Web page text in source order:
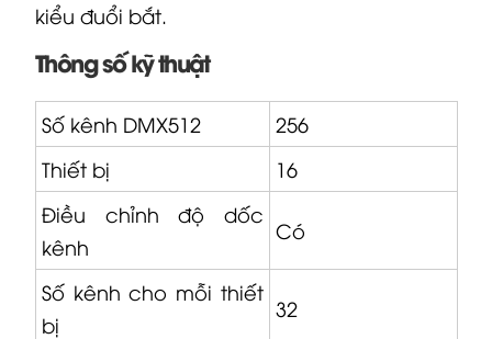
kiểu đuổi bắt.
Thông số kỹ thuật
Số kênh DMX512
256
Thiết bị
16
Điều chỉnh độ dốc
kênh
Có
Số kênh cho mỗi thiết
bị
32